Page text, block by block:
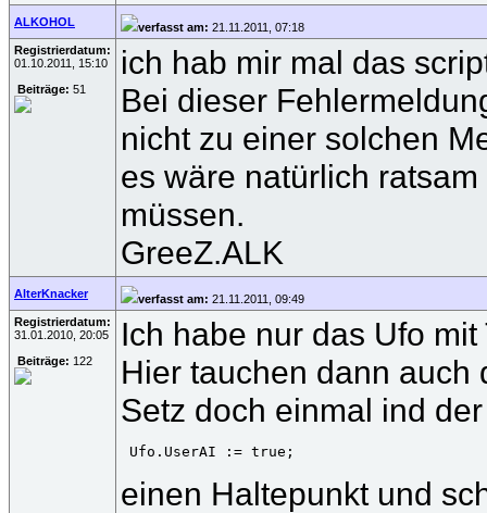
ALKOHOL verfasst am: 21.11.2011, 07:18
Registrierdatum:
01.10.2011, 15:10
Beiträge: 51
ich hab mir mal das
Bei dieser
nicht zu einer solchen
es wäre natürlich
müssen.
GreeZ.ALK
AlterKnacker verfasst am: 21.11.2011, 09:49
Registrierdatum:
31.01.2010, 20:05
Beiträge: 122
Ich habe nur das Ufo
Hier tauchen dann auch
Setz doch einmal ind
Ufo.UserAI := true;
einen Haltepunkt und